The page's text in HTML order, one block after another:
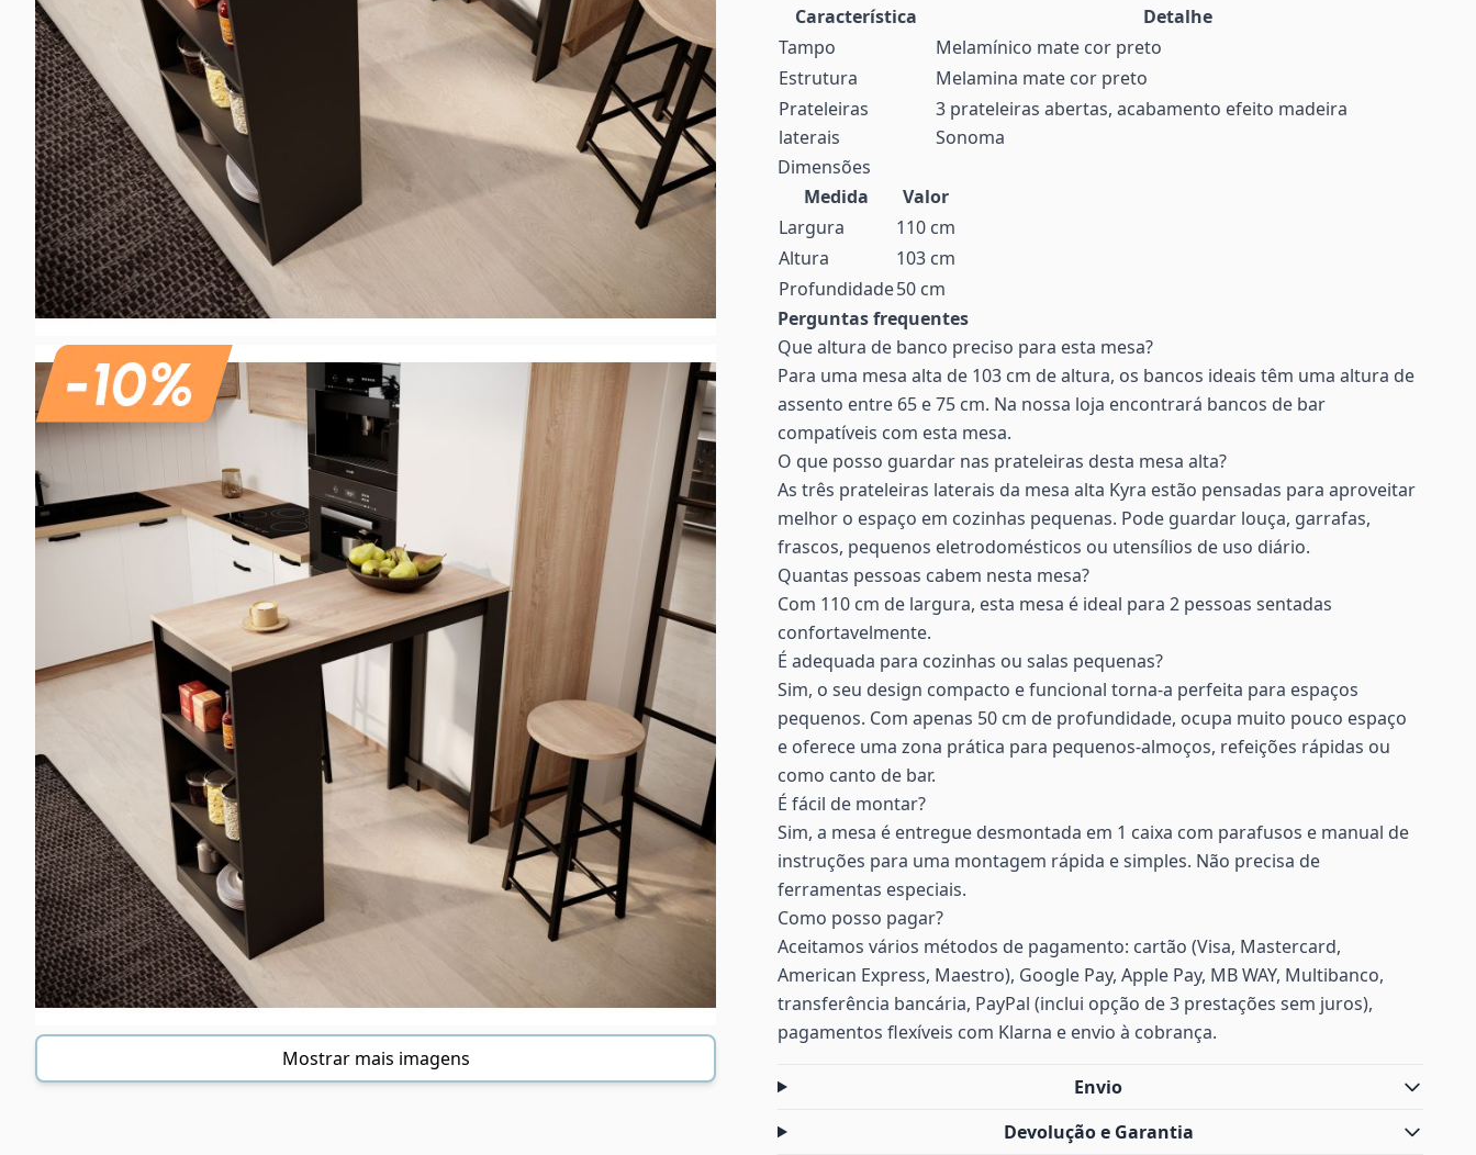
Mostrar mais imagens
Característica
Detalhe
Tampo
Melamínico mate cor preto
Estrutura
Melamina mate cor preto
Prateleiras
laterais
3 prateleiras abertas, acabamento efeito madeira
Sonoma
Dimensões
Medida
Valor
Largura
110 cm
Altura
103 cm
Profundidade50 cm
Perguntas frequentes
Que altura de banco preciso para esta mesa?
Para uma mesa alta de 103 cm de altura, os bancos ideais têm uma altura de
assento entre 65 e 75 cm. Na nossa loja encontrará bancos de bar
compatíveis com esta mesa.
O que posso guardar nas prateleiras desta mesa alta?
As três prateleiras laterais da mesa alta Kyra estão pensadas para aproveitar
melhor o espaço em cozinhas pequenas. Pode guardar louça, garrafas,
frascos, pequenos eletrodomésticos ou utensílios de uso diário.
Quantas pessoas cabem nesta mesa?
Com 110 cm de largura, esta mesa é ideal para 2 pessoas sentadas
confortavelmente.
É adequada para cozinhas ou salas pequenas?
Sim, o seu design compacto e funcional torna-a perfeita para espaços
pequenos. Com apenas 50 cm de profundidade, ocupa muito pouco espaço
e oferece uma zona prática para pequenos-almoços, refeições rápidas ou
como canto de bar.
É fácil de montar?
Sim, a mesa é entregue desmontada em 1 caixa com parafusos e manual de
instruções para uma montagem rápida e simples. Não precisa de
ferramentas especiais.
Como posso pagar?
Aceitamos vários métodos de pagamento: cartão (Visa, Mastercard,
American Express, Maestro), Google Pay, Apple Pay, MB WAY, Multibanco,
transferência bancária, PayPal (inclui opção de 3 prestações sem juros),
pagamentos flexíveis com Klarna e envio à cobrança.
Envio
Devolução e Garantia